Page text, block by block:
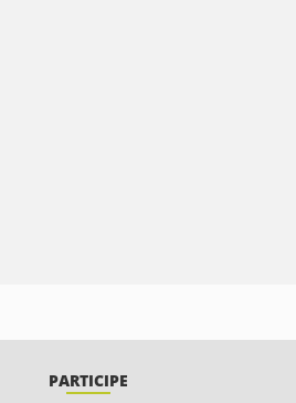
PARTICIPE